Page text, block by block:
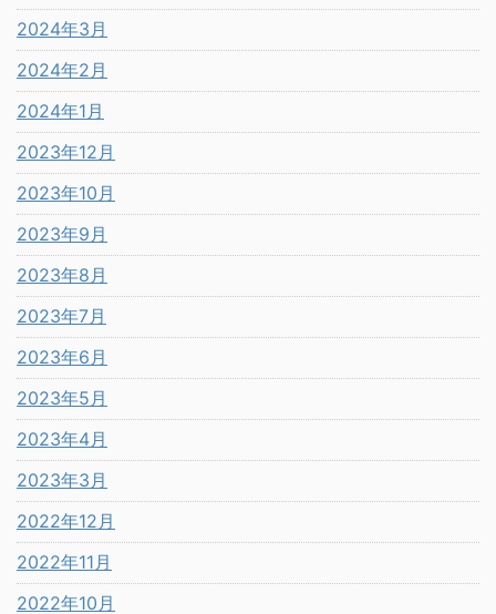
2024年3月
2024年2月
2024年1月
2023年12月
2023年10月
2023年9月
2023年8月
2023年7月
2023年6月
2023年5月
2023年4月
2023年3月
2022年12月
2022年11月
2022年10月